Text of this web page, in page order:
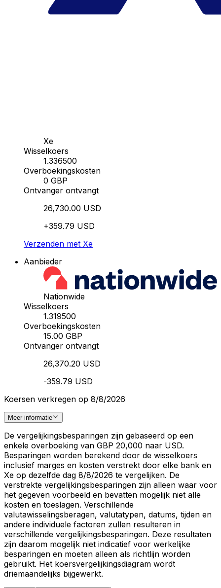
Xe
Wisselkoers
1.336500
Overboekingskosten
0 GBP
Ontvanger ontvangt
26,730.00 USD
+359.79 USD
Verzenden met Xe
Aanbieder
Nationwide
Wisselkoers
1.319500
Overboekingskosten
15.00 GBP
Ontvanger ontvangt
26,370.20 USD
-359.79 USD
Koersen verkregen op 8/8/2026
Meer informatie
De vergelijkingsbesparingen zijn gebaseerd op een
enkele overboeking van GBP 20,000 naar USD.
Besparingen worden berekend door de wisselkoers
inclusief marges en kosten verstrekt door elke bank en
Xe op dezelfde dag 8/8/2026 te vergelijken. De
verstrekte vergelijkingsbesparingen zijn alleen waar voor
het gegeven voorbeeld en bevatten mogelijk niet alle
kosten en toeslagen. Verschillende
valutawisselingsberagen, valutatypen, datums, tijden en
andere individuele factoren zullen resulteren in
verschillende vergelijkingsbesparingen. Deze resultaten
zijn daarom mogelijk niet indicatief voor werkelijke
besparingen en moeten alleen als richtlijn worden
gebruikt. Het koersvergelijkingsdiagram wordt
driemaandelijks bijgewerkt.